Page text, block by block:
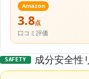
Amazon
3.8点
口コミ評価
SAFETY 成分安全性